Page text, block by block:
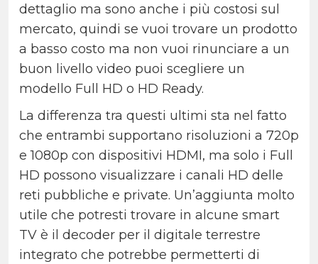
dettaglio ma sono anche i più costosi sul
mercato, quindi se vuoi trovare un prodotto
a basso costo ma non vuoi rinunciare a un
buon livello video puoi scegliere un
modello Full HD o HD Ready.
La differenza tra questi ultimi sta nel fatto
che entrambi supportano risoluzioni a 720p
e 1080p con dispositivi HDMI, ma solo i Full
HD possono visualizzare i canali HD delle
reti pubbliche e private. Un’aggiunta molto
utile che potresti trovare in alcune smart
TV è il decoder per il digitale terrestre
integrato che potrebbe permetterti di